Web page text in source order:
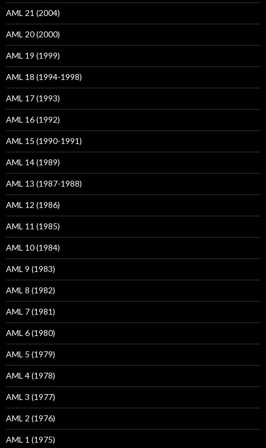
AML 21 (2004)
AML 20 (2000)
AML 19 (1999)
AML 18 (1994-1998)
AML 17 (1993)
AML 16 (1992)
AML 15 (1990-1991)
AML 14 (1989)
AML 13 (1987-1988)
AML 12 (1986)
AML 11 (1985)
AML 10 (1984)
AML 9 (1983)
AML 8 (1982)
AML 7 (1981)
AML 6 (1980)
AML 5 (1979)
AML 4 (1978)
AML 3 (1977)
AML 2 (1976)
AML 1 (1975)